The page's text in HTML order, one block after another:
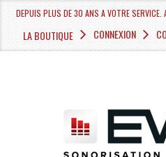
DEPUIS PLUS DE 30 ANS A VOTRE
LA BOUTIQUE CONNEXION